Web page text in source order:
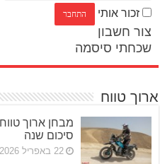
זכור אותי
צור חשבון
שכחתי סיסמה
ארוך טווח
סיכום שנה
22 באפריל 2026